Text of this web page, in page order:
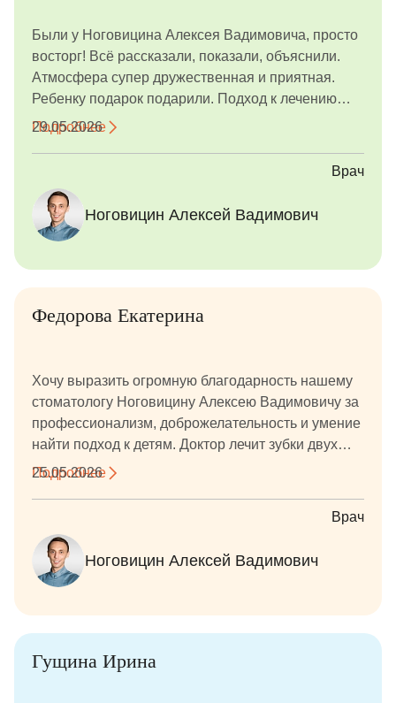
Были у Ноговицина Алексея Вадимовича, просто
восторг! Всё рассказали, показали, объяснили.
Атмосфера супер дружественная и приятная.
Ребенку подарок подарили. Подход к лечению
ответственный и квалифицированный. Остались
Подробнее
29.05.2026
Врач
Ноговицин Алексей Вадимович
Федорова Екатерина
Хочу выразить огромную благодарность нашему
стоматологу Ноговицину Алексею Вадимовичу за
профессионализм, доброжелательность и умение
найти подход к детям. Доктор лечит зубки двух
девочек — 10 и 12 лет. С первого приёма сумел
комфортную атмосферу, благодаря чему поход к
внимательный, терпеливый и чуткий врач,
который всё объясняет и относится к детям с
действительно любит свою работу и переживает
за результат. Девочки идут на приём без страха и
даже с удовольствием, а для родителей это очень
Подробнее
25.05.2026
Врач
Ноговицин Алексей Вадимович
Гущина Ирина